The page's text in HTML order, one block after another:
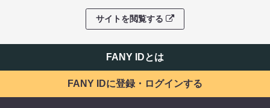
サイトを閲覧する
FANY IDとは
FANY IDに登録・ログインする